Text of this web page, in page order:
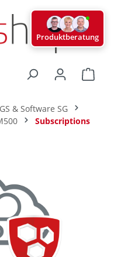
& Software SG
Subscriptions
Produktberatung